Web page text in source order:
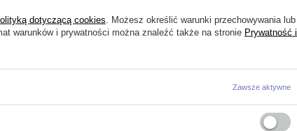
dotyczącą cookies . Możesz określić warunki przechowywania lub
warunków i prywatności można znaleźć także na stronie Prywatność i
Zawsze aktywne